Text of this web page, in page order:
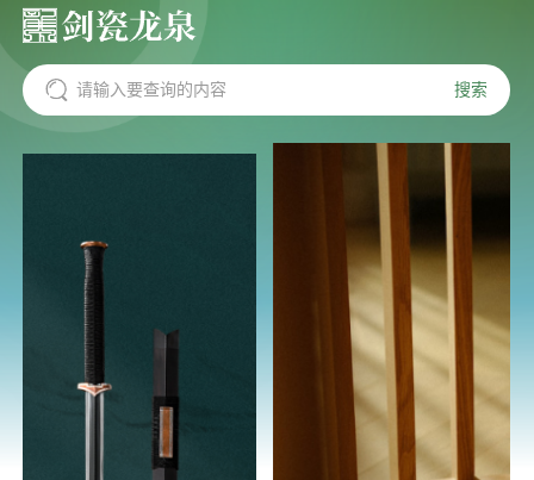
请输入要查询的内容 搜索